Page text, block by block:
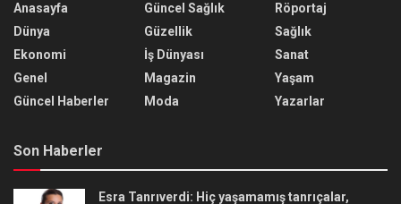
Anasayfa
Dünya
Ekonomi
Genel
Güncel Haberler
Güncel Sağlık
Güzellik
İş Dünyası
Magazin
Moda
Röportaj
Sağlık
Sanat
Yaşam
Yazarlar
Son Haberler
Esra Tanrıverdi: Hiç yaşamamış tanrıçalar,